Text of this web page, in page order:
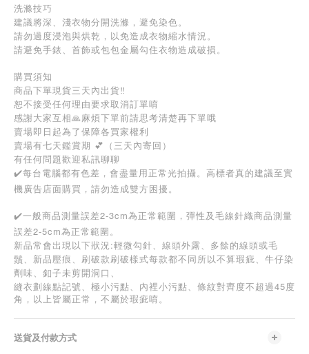
洗滌技巧
建議將深、淺衣物分開洗滌，避免染色。
請勿過度浸泡與烘乾，以免造成衣物縮水情況。
請避免手錶、首飾或包包金屬勾住衣物造成破損。
購買須知
商品下單現貨三天內出貨‼️
恕不接受任何理由要求取消訂單唷
感謝大家互相🙏麻煩下單前請思考清楚再下單哦
賣場即日起為了保障各買家權利
賣場有七天鑑賞期 💕（三天內寄回）
有任何問題歡迎私訊聊聊
✔️每台電腦都有色差，會盡量用正常光拍攝。高標者真的建議至實
機廣告店面購買，請勿造成雙方困擾。
✔️一般商品測量誤差2-3cm為正常範圍，彈性及毛線針織商品測量
誤差2-5cm為正常範圍。
新品常會出現以下狀況:輕微勾針、線頭外露、多餘的線頭或毛
鬚、新品壓痕、刷破款刷破樣式每款都不同所以不算瑕疵、牛仔染
劑味、釦子未剪開洞口、
縫衣劃線點記號、極小污點、內裡小污點、條紋對齊度不超過45 度
角，以上皆屬正常，不屬於瑕疵唷。
送貨及付款方式